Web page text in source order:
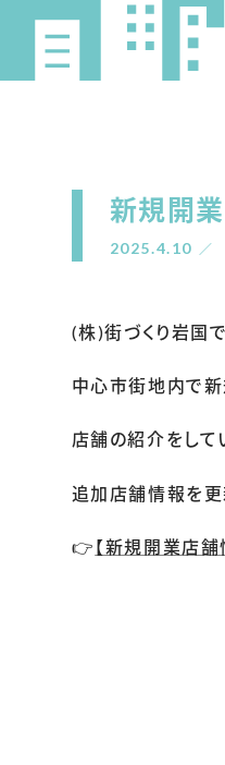
新規開
2025.4.10
(株)街づくり岩国で
中心市街地内で
店舗の紹介をして
追加店舗情報を更
👉 【新規開業店舗